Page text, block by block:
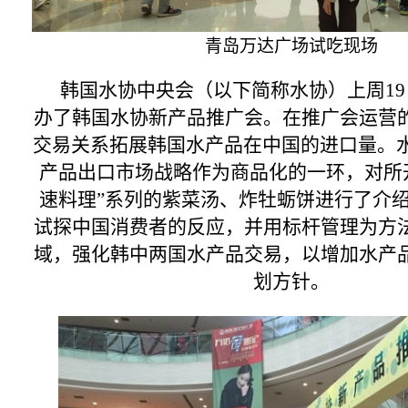
青岛万达广场试吃现场
韩国水协中央会（以下简称水协）上周 19
办了韩国水协新产品推广会。在推广会运营
交易关系拓展韩国水产品在中国的进口量。
产品出口市场战略作为商品化的一环，对
速料理”系列的紫菜汤、炸牡蛎饼进行了介
试探中国消费者的反应，并用标杆管理为方
域，强化韩中两国水产品交易，以增加水产
划方针。